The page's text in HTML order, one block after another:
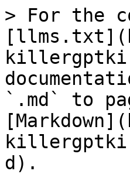
> For the
`.md` to
killergptkir/
d).